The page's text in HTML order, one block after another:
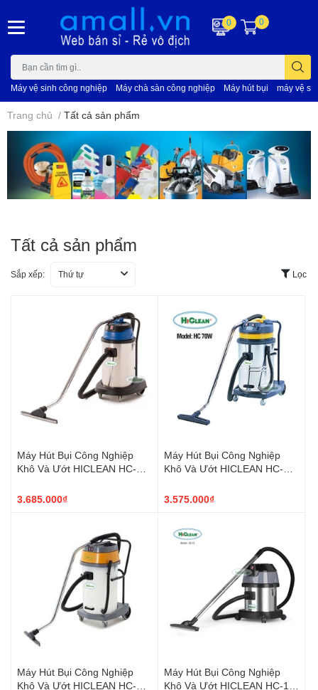
Máy vệ sinh công nghiệp Máy chà sàn công nghiệp Máy hút bụi máy vệ
0 0
Trang chủ / Tất cả sản phẩm
Tất cả sản phẩm
Sắp xếp: Thứ tự Lọc
Máy Hút Bụi Công Nghiệp
Khô Và Ướt HICLEAN HC-
3.685.000₫
Máy Hút Bụi Công Nghiệp
Khô Và Ướt HICLEAN HC-
3.575.000₫
Máy Hút Bụi Công Nghiệp
Khô Và Ướt HICLEAN HC-
Máy Hút Bụi Công Nghiệp
Khô Và Ướt HICLEAN HC-15